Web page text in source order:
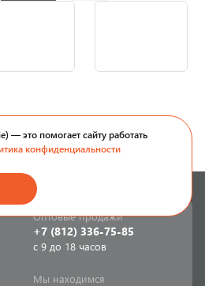
— это помогает сайту работать
конфиденциальности
Оптовые продажи
+7 (812) 336-75-85
с 9 до 18 часов
Мы находимся